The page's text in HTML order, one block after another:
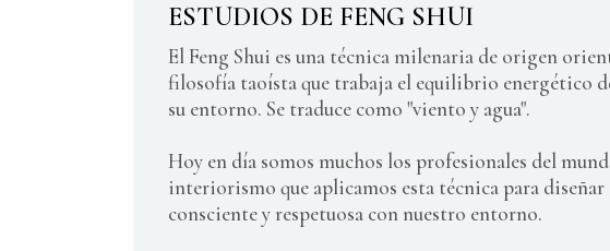
ESTUDIOS DE FENG SHUI
El Feng Shui es una técnica milenaria de origen
filosofía taoísta que trabaja el equilibrio energético
su entorno. Se traduce como "viento y agua".
Hoy en día somos muchos los profesionales del
interiorismo que aplicamos esta técnica para diseñar
consciente y respetuosa con nuestro entorno.